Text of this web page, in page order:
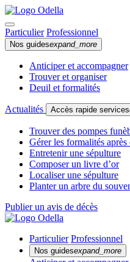
Particulier Professionnel
Nos guidesexpand_more
Anticiper et accompagner
Trouver et organiser
Deuil et formalités
Actualités Accès rapide services
Trouver des pompes
Gérer les formalités après
Entretenir une sépulture
Composer un livre d’or
Localiser une sépulture
Planter un arbre du
Publier un avis de décès
Particulier Professionnel
Nos guidesexpand_more